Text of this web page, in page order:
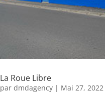
La Roue Libre
par dmdagency | Mai 27, 2022